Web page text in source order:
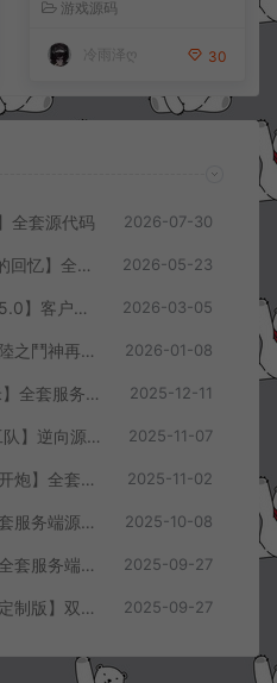
游戏源码
冷雨泽ღ 30
全套源代码 2026-07-30
Q萌卡牌回合手游【法兰城的回忆】全套服务端源码+客户端源码+策划文档 2026-05-23
横版闯关手游【追忆阿拉德5.0】客户端源码 2026-03-05
卡牌自由搏击手游【鬥羅大陸之鬥神再臨】全套客户端源码+服务端源码+管理后台+导表工具+部署文档 2026-01-08
白日门传奇手游【大刀50米】全套服务端源码+客户端源码 2025-12-11
三网H5割草游戏【末日特工队】逆向源码+Cocos本地离线即玩 2025-11-07
卡牌自由搏击手游【船长请开炮】全套服务端源码+客户端源码+GMVue3+策划表+美术包+前后端部署流程文档 2025-11-02
开箱子手游【魔道修仙】全套服务端源码+客户端源码 2025-10-08
卡牌回合手游【少女回战】全套服务端源码+客户端源码 2025-09-27
横版闯关手游【重返阿拉德定制版】双端客户端源码 2025-09-27